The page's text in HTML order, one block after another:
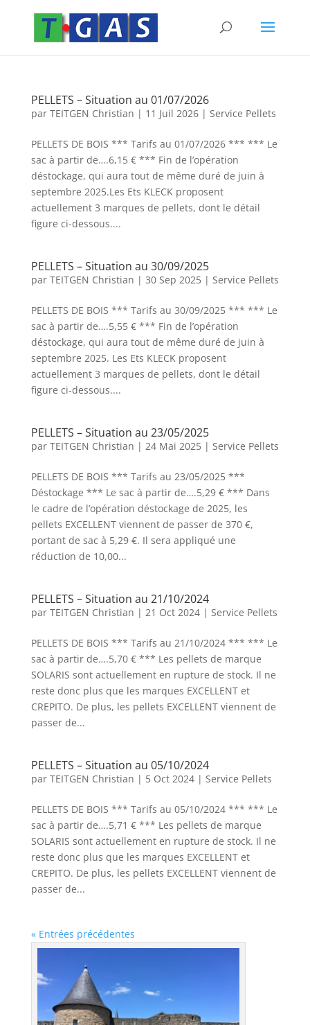
PELLETS – Situation au 01/07/2026
par TEITGEN Christian | 11 Juil 2026| Service Pellets
PELLETS DE BOIS *** Tarifs au 01/07/2026 *** *** Le
sac à partir de….6,15 € *** Fin de l’opération
déstockage, qui aura tout de même duré de juin à
septembre 2025.Les Ets KLECK proposent
actuellement 3 marques de pellets, dont le détail
figure ci-dessous....
PELLETS – Situation au 30/09/2025
par TEITGEN Christian | 30 Sep 2025| Service Pellets
PELLETS DE BOIS *** Tarifs au 30/09/2025 *** *** Le
sac à partir de….5,55 € *** Fin de l’opération
déstockage, qui aura tout de même duré de juin à
septembre 2025. Les Ets KLECK proposent
actuellement 3 marques de pellets, dont le détail
figure ci-dessous....
PELLETS – Situation au 23/05/2025
par TEITGEN Christian | 24 Mai 2025| Service Pellets
PELLETS DE BOIS *** Tarifs au 23/05/2025 ***
Déstockage *** Le sac à partir de….5,29 € *** Dans
le cadre de l’opération déstockage de 2025, les
pellets EXCELLENT viennent de passer de 370 €,
portant de sac à 5,29 €. Il sera appliqué une
réduction de 10,00...
PELLETS – Situation au 21/10/2024
par TEITGEN Christian | 21 Oct 2024| Service Pellets
PELLETS DE BOIS *** Tarifs au 21/10/2024 *** *** Le
sac à partir de….5,70 € *** Les pellets de marque
SOLARIS sont actuellement en rupture de stock. Il ne
reste donc plus que les marques EXCELLENT et
CREPITO. De plus, les pellets EXCELLENT viennent de
passer de...
PELLETS – Situation au 05/10/2024
par TEITGEN Christian | 5 Oct 2024| Service Pellets
PELLETS DE BOIS *** Tarifs au 05/10/2024 *** *** Le
sac à partir de….5,71 € *** Les pellets de marque
SOLARIS sont actuellement en rupture de stock. Il ne
reste donc plus que les marques EXCELLENT et
CREPITO. De plus, les pellets EXCELLENT viennent de
passer de...
« Entrées précédentes